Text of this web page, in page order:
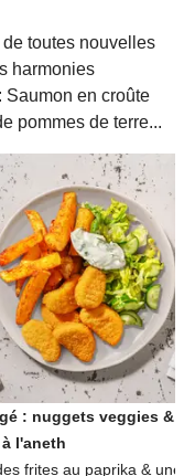
toutes nouvelles
harmonies
Saumon en croûte
pommes de terre...
: nuggets veggies &
l'aneth
frites au paprika & une